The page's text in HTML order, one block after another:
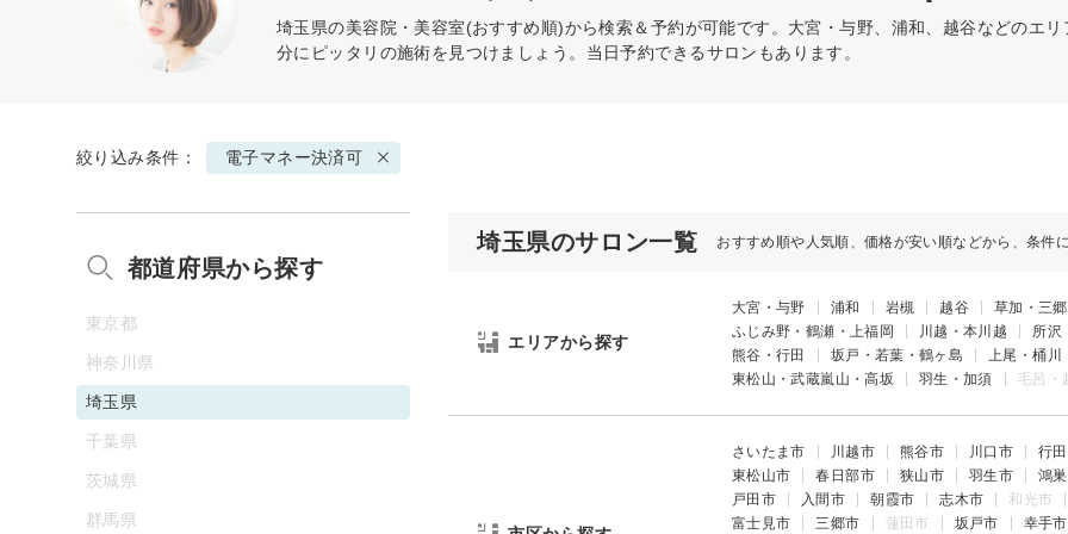
埼玉県の美容院・美容室(おすすめ順)から検索＆予約が可能です。大宮・与野、浦和、越谷などのエ
分にピッタリの施術を見つけましょう。当日予約できるサロンもあります。
絞り込み条件： 電子マネー決済可
埼玉県のサロン一覧 おすすめ順や人気順、価格が安い順などから、条件
エリアから探す
大宮・与野 浦和 岩槻 越谷
草加・三
ふじみ野・鶴瀬・上福岡
川越・本川越
所沢
熊谷・行田
坂戸・若葉・鶴ヶ島
上尾・桶川
東松山・武蔵嵐山・高坂
羽生・加須 毛呂・
さいたま市 川越市 熊谷市 川口市
行
東松山市
春日部市 狭山市 羽生市
鴻
戸田市
入間市 朝霞市 志木市
和光市
富士見市
三郷市 蓮田市 坂戸市 幸手市
都道府県から探す
東京都
神奈川県
埼玉県
千葉県
茨城県
群馬県